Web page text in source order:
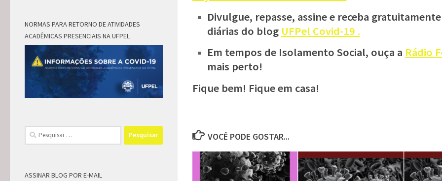
Divulgue, repasse, assine e receba
diárias do blog UFPel Covid-19 .
Em tempos de Isolamento Social, ouça a Rádio
mais perto!
Fique bem! Fique em casa!
VOCÊ PODE GOSTAR...
NORMAS PARA RETORNO DE ATIVIDADES
ACADÊMICAS PRESENCIAIS NA UFPEL
Pesquisar
por:
ASSINAR BLOG POR E-MAIL